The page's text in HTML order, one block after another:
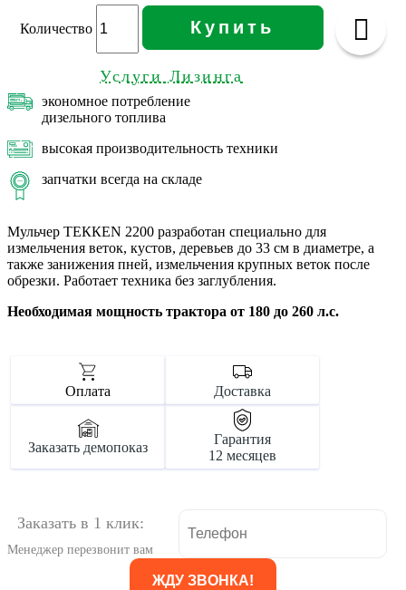
Количество Купить
Услуги Лизинга
экономное потребление
дизельного топлива
высокая производительность техники
запчатки всегда на складе
Мульчер ТЕККЕN 2200 разработан специально для
измельчения веток, кустов, деревьев до 33 см в диаметре, а
также занижения пней, измельчения крупных веток после
обрезки. Работает техника без заглубления.
Необходимая мощность трактора от 180 до 260 л.с.
Оплата Доставка
Заказать демопоказ
Гарантия
12 месяцев
Заказать в 1 клик:
Менеджер перезвонит вам